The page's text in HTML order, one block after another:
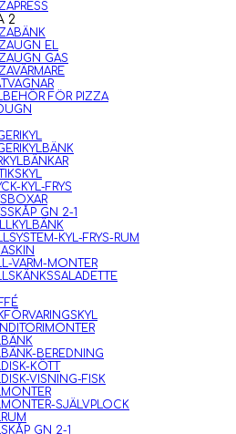
2
EL
GAS
FÖR PIZZA
KYL-FRYS
GN 2-1
KYL-FRYS-RUM
VARM-MONTER
BEREDNING
KÖTT
VISNING-FISK
SJÄLVPLOCK
GN 2-1